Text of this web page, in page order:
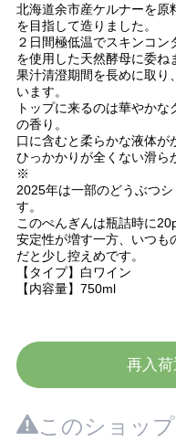
北海道余市産ケルナーを原
を目指して造りました。
２日間極低温でスキンコ
を使用した天然酵母に委ね
果汁清澄期間を長めに取り
います。
トップに来るのは華やか
の香り。
口に含むと柔らかな液体が
ひっかかりが全くない滑ら
※
2025年は一部のどうぶつ
す。
このぺんぎんは瓶詰時に
安定性が増す一方、いつも
だと少し控えめです。
【タイプ】白ワイン
【内容量】750ml
再入
このショッ